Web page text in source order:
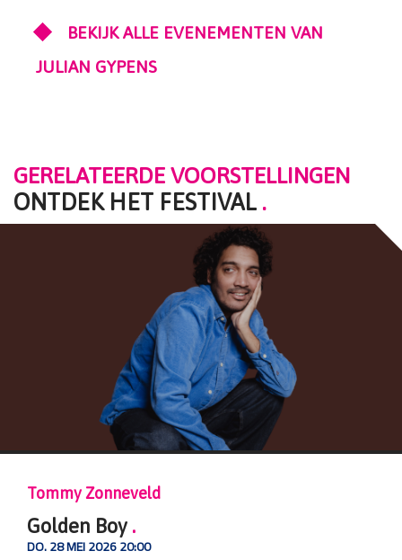
BEKIJK ALLE EVENEMENTEN VAN
JULIAN GYPENS
GERELATEERDE VOORSTELLINGEN
ONTDEK HET FESTIVAL .
Tommy Zonneveld
Golden Boy .
DO. 28 MEI 2026 20:00